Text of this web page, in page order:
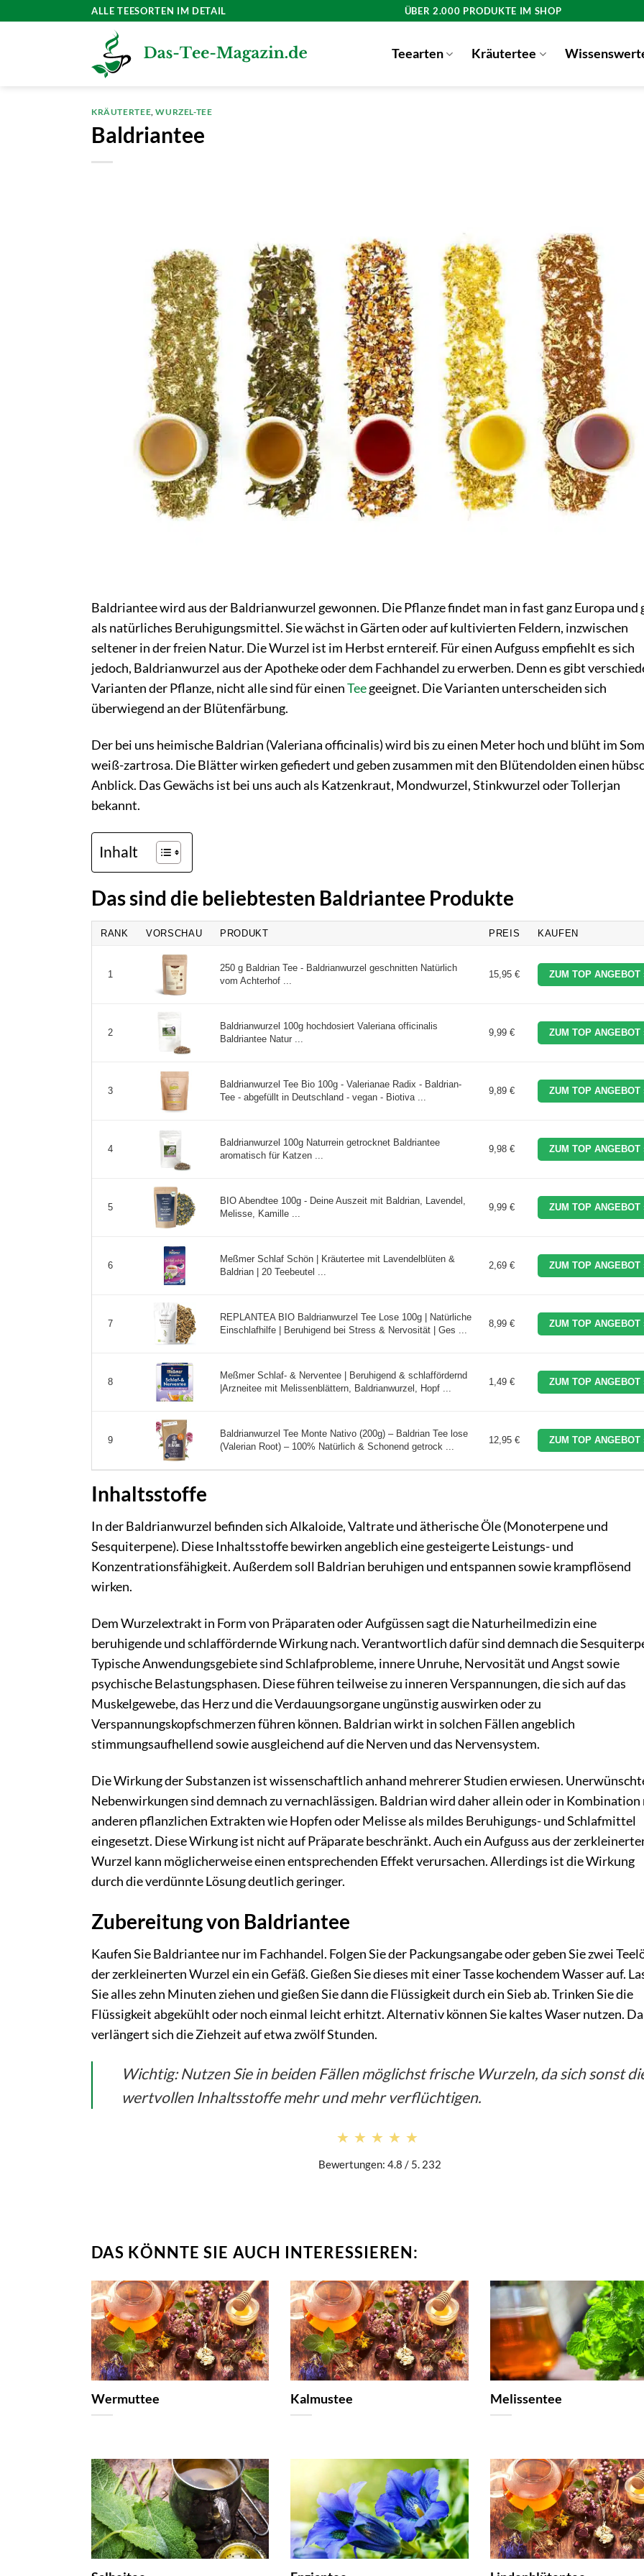
ALLE TEESORTEN IM DETAIL ÜBER 2.000 PRODUKTE IM SHOP
Teearten Kräutertee
KRÄUTERTEE,WURZEL-TEE
Baldriantee
Baldriantee wird aus der Baldrianwurzel gewonnen. Die Pflanze findet man in fast ganz Europa und
als natürliches Beruhigungsmittel. Sie wächst in Gärten oder auf kultivierten Feldern, inzwischen
seltener in der freien Natur. Die Wurzel ist im Herbst erntereif. Für einen Aufguss empfiehlt es sich
jedoch, Baldrianwurzel aus der Apotheke oder dem Fachhandel zu erwerben. Denn es gibt
Varianten der Pflanze, nicht alle sind für einenTeegeeignet. Die Varianten unterscheiden sich
überwiegend an der Blütenfärbung.
Der bei uns heimische Baldrian (Valeriana officinalis) wird bis zu einen Meter hoch und blüht im
weiß-zartrosa. Die Blätter wirken gefiedert und geben zusammen mit den Blütendolden einen
Anblick. Das Gewächs ist bei uns auch als Katzenkraut, Mondwurzel, Stinkwurzel oder Tollerjan
bekannt.
Inhalt
Das sind die beliebtesten Baldriantee Produkte
RANK VORSCHAU PRODUKT PREIS KAUFEN
1
250 g Baldrian Tee - Baldrianwurzel geschnitten Natürlich
vom Achterhof ...
15,95 € ZUM TOP ANGEBOT
2
Baldrianwurzel 100g hochdosiert Valeriana officinalis
Baldriantee Natur ...
9,99 € ZUM TOP ANGEBOT
3
Baldrianwurzel Tee Bio 100g - Valerianae Radix - Baldrian-
Tee - abgefüllt in Deutschland - vegan - Biotiva ...
9,89 € ZUM TOP ANGEBOT
4
Baldrianwurzel 100g Naturrein getrocknet Baldriantee
aromatisch für Katzen ...
9,98 € ZUM TOP ANGEBOT
5
BIO Abendtee 100g - Deine Auszeit mit Baldrian, Lavendel,
Melisse, Kamille ...
9,99 € ZUM TOP ANGEBOT
6
Meßmer Schlaf Schön | Kräutertee mit Lavendelblüten &
Baldrian | 20 Teebeutel ...
2,69 € ZUM TOP ANGEBOT
7
REPLANTEA BIO Baldrianwurzel Tee Lose 100g | Natürliche
Einschlafhilfe | Beruhigend bei Stress & Nervosität | Ges ...
8,99 € ZUM TOP ANGEBOT
8
Meßmer Schlaf‑ & Nerventee | Beruhigend & schlaffördernd
|Arzneitee mit Melissenblättern, Baldrianwurzel, Hopf ...
1,49 € ZUM TOP ANGEBOT
9
Baldrianwurzel Tee Monte Nativo (200g) – Baldrian Tee lose
(Valerian Root) – 100% Natürlich & Schonend getrock ...
12,95 € ZUM TOP ANGEBOT
Inhaltsstoffe
In der Baldrianwurzel befinden sich Alkaloide, Valtrate und ätherische Öle (Monoterpene und
Sesquiterpene). Diese Inhaltsstoffe bewirken angeblich eine gesteigerte Leistungs- und
Konzentrationsfähigkeit. Außerdem soll Baldrian beruhigen und entspannen sowie krampflösend
wirken.
Dem Wurzelextrakt in Form von Präparaten oder Aufgüssen sagt die Naturheilmedizin eine
beruhigende und schlaffördernde Wirkung nach. Verantwortlich dafür sind demnach die
Typische Anwendungsgebiete sind Schlafprobleme, innere Unruhe, Nervosität und Angst sowie
psychische Belastungsphasen. Diese führen teilweise zu inneren Verspannungen, die sich auf das
Muskelgewebe, das Herz und die Verdauungsorgane ungünstig auswirken oder zu
Verspannungskopfschmerzen führen können. Baldrian wirkt in solchen Fällen angeblich
stimmungsaufhellend sowie ausgleichend auf die Nerven und das Nervensystem.
Die Wirkung der Substanzen ist wissenschaftlich anhand mehrerer Studien erwiesen.
Nebenwirkungen sind demnach zu vernachlässigen. Baldrian wird daher allein oder in Kombination
anderen pflanzlichen Extrakten wie Hopfen oder Melisse als mildes Beruhigungs- und Schlafmittel
eingesetzt. Diese Wirkung ist nicht auf Präparate beschränkt. Auch ein Aufguss aus der
Wurzel kann möglicherweise einen entsprechenden Effekt verursachen. Allerdings ist die Wirkung
durch die verdünnte Lösung deutlich geringer.
Zubereitung von Baldriantee
Kaufen Sie Baldriantee nur im Fachhandel. Folgen Sie der Packungsangabe oder geben Sie zwei
der zerkleinerten Wurzel ein ein Gefäß. Gießen Sie dieses mit einer Tasse kochendem Wasser auf.
Sie alles zehn Minuten ziehen und gießen Sie dann die Flüssigkeit durch ein Sieb ab. Trinken Sie die
Flüssigkeit abgekühlt oder noch einmal leicht erhitzt. Alternativ können Sie kaltes Waser nutzen.
verlängert sich die Ziehzeit auf etwa zwölf Stunden.
Wichtig: Nutzen Sie in beiden Fällen möglichst frische Wurzeln, da sich sonst
wertvollen Inhaltsstoffe mehr und mehr verflüchtigen.
★★★★★
★★★★★
Bewertungen: 4.8 / 5. 232
DAS KÖNNTE SIE AUCH INTERESSIEREN:
Wermuttee Kalmustee Melissentee